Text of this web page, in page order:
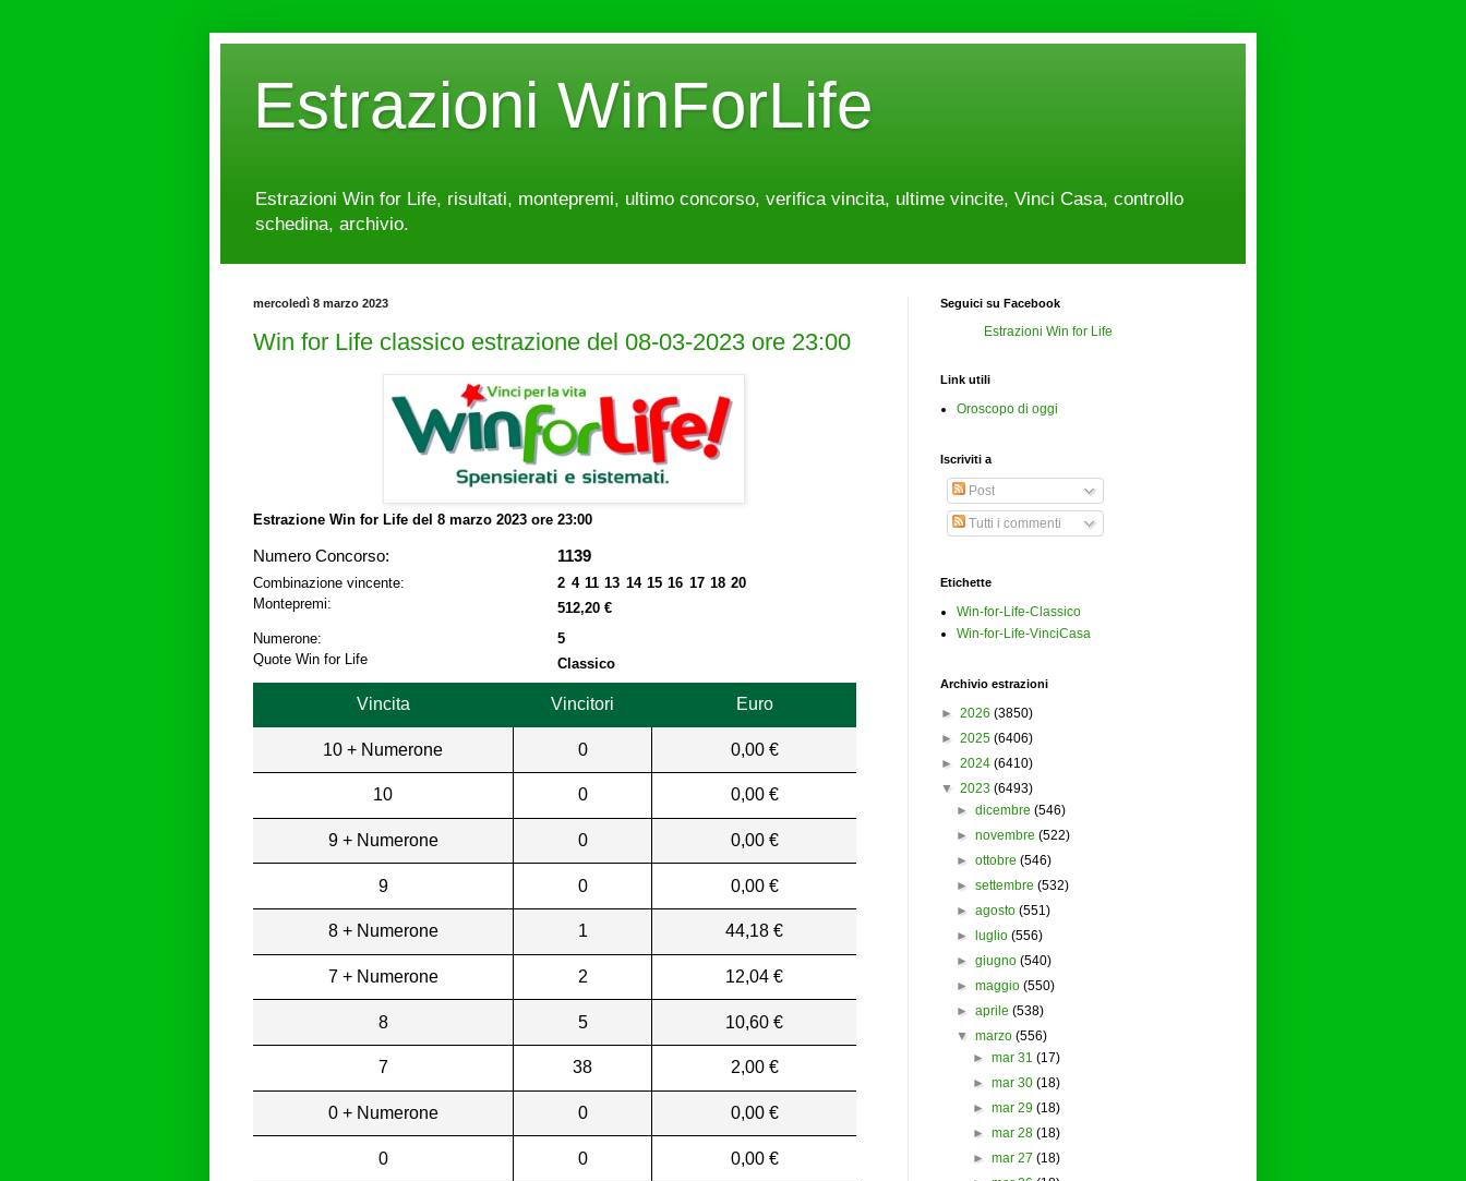
Estrazioni WinForLife
Estrazioni Win for Life, risultati, montepremi, ultimo concorso, verifica vincita, ultime vincite, Vinci Casa, controllo
schedina, archivio.
mercoledì 8 marzo 2023
Win for Life classico estrazione del 08-03-2023 ore 23:00
Estrazione Win for Life del 8 marzo 2023 ore 23:00
Numero Concorso: 1139
Combinazione vincente:
2 4 11 13 14 15 16 17 18 20
Montepremi:
512,20 €
Numerone:
5
Quote Win for Life
Classico
Vincita Vincitori Euro
10 + Numerone 0 0,00 €
10 0 0,00 €
9 + Numerone 0 0,00 €
9 0 0,00 €
8 + Numerone 1 44,18 €
7 + Numerone 2 12,04 €
8 5 10,60 €
7 38 2,00 €
0 + Numerone 0 0,00 €
0 0 0,00 €
Seguici su Facebook
Estrazioni Win for Life
Link utili
Oroscopo di oggi
Iscriviti a
Post
Tutti i commenti
Etichette
Win-for-Life-Classico
Win-for-Life-VinciCasa
Archivio estrazioni
► 2026 (3850)
► 2025 (6406)
► 2024 (6410)
▼ 2023 (6493)
►dicembre (546)
►novembre (522)
►ottobre (546)
►settembre (532)
►agosto (551)
►
luglio (556)
►giugno (540)
►maggio (550)
►aprile (538)
▼ marzo (556)
► mar 31 (17)
► mar 30 (18)
► mar 29 (18)
► mar 28 (18)
► mar 27 (18)